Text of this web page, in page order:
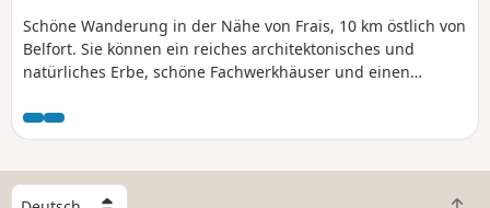
Schöne Wanderung in der Nähe von Frais, 10 km östlich von
Belfort. Sie können ein reiches architektonisches und
natürliches Erbe, schöne Fachwerkhäuser und einen
ist mit einem roten Ring markiert .
W